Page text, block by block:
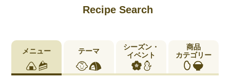
Recipe Search
メニュー テーマ
シーズン・
イベント
商品
カテゴリー